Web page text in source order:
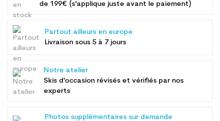
de 199€ (s'applique juste avant le paiement)
Partout ailleurs en europe
Livraison sous 5 à 7 jours
Notre atelier
Skis d'occasion révisés et vérifiés par nos
experts
Photos supplémentaires sur demande